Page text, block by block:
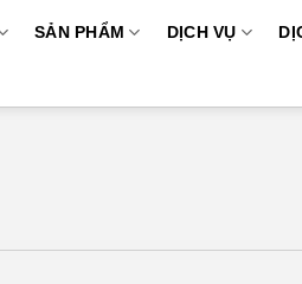
SẢN PHẨM DỊCH VỤ